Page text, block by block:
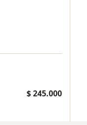
$ 245.000